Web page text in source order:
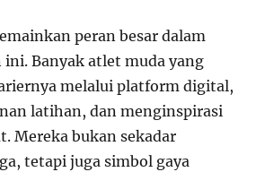
peran besar dalam
ini. Banyak atlet muda yang
melalui platform digital,
latihan, dan menginspirasi
Mereka bukan sekadar
tetapi juga simbol gaya